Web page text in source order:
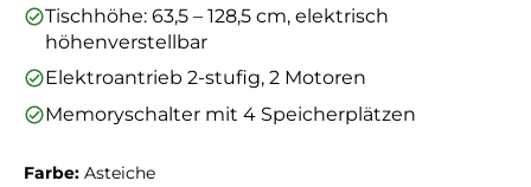
Tischhöhe: 63,5 – 128,5 cm, elektrisch
höhenverstellbar
Elektroantrieb 2-stufig, 2 Motoren
Memoryschalter mit 4 Speicherplätzen
Farbe: Asteiche